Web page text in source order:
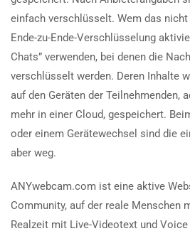
einfach verschlüsselt. Wem das
Ende-zu-Ende-Verschlüsselung
Chats” verwenden, bei denen die
verschlüsselt werden. Deren Inhalte
auf den Geräten der Teilnehmenden,
mehr in einer Cloud, gespeichert.
oder einem Gerätewechsel sind die
aber weg.
ANYwebcam.com ist eine aktive
Community, auf der reale Menschen
Realzeit mit Live-Videotext und